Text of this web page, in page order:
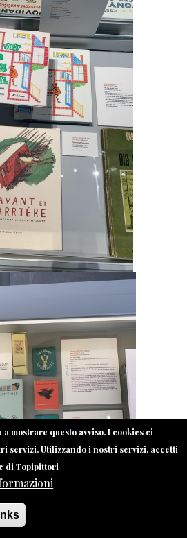
mostrare questo avviso. I cookies ci
servizi. Utilizzando i nostri servizi, accetti
di Topipittori